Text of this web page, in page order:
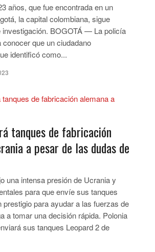
años, que fue encontrada en un
la capital colombiana, sigue
investigación. BOGOTÁ — La policía
conocer que un ciudadano
identificó como...
tanques de fabricación
a pesar de las dudas de
una intensa presión de Ucrania y
para que envíe sus tanques
prestigio para ayudar a las fuerzas de
a tomar una decisión rápida. Polonia
sus tanques Leopard 2 de